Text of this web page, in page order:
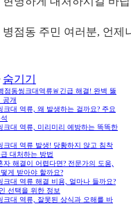
병점동 주민 여러분, 언제
숨기기
점동씽크대역류🚨긴급 해결! 완벽 뚫
공개
크대 역류, 왜 발생하는 걸까요? 주요
크대 역류, 미리미리 예방하는 똑똑한
크대 역류 발생! 당황하지 않고 침착
대처하는 방법
자 해결이 어렵다면? 전문가의 도움,
게 받아야 할까요?
크대 역류 해결 비용, 얼마나 들까요?
선택을 위한 정보
크대 역류, 잘못된 상식과 오해를 바